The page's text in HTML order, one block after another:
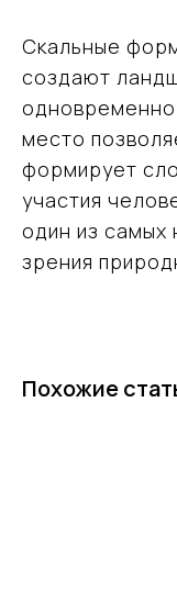
Скальные
создают
место
формирует
участия
один из самых
зрения
Похожие
Навигация
О компании
Отзывы
Блог
Контакты
ОГРН 1227700593042